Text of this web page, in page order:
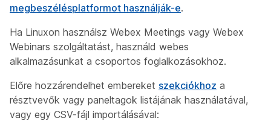
megbeszélésplatformot használják-e.
Ha Linuxon használsz Webex Meetings vagy Webex
Webinars szolgáltatást, használd webes
alkalmazásunkat a csoportos foglalkozásokhoz.
Előre hozzárendelhet embereket szekciókhoz a
résztvevők vagy paneltagok listájának használatával,
vagy egy CSV-fájl importálásával: